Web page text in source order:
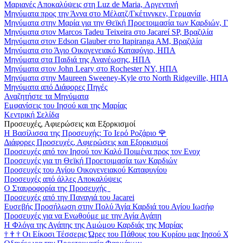
Μαριανές Αποκαλύψεις στη Luz de Maria, Αργεντινή
Μηνύματα προς την Άννα στο Μέλατζ/Γκέτινγκεν, Γερμανία
Μηνύματα στην Μαρία για την Θεϊκή Προετοιμασία των Καρδιών,
Μηνύματα στον Marcos Tadeu Teixeira στο Jacareí SP, Βραζιλία
Μηνύματα στον Edson Glauber στο Itapiranga AM, Βραζιλία
Μηνύματα στο Άγιο Οικογενειακό Καταφύγιο, ΗΠΑ
Μηνύματα στα Παιδιά της Ανανέωσης, ΗΠΑ
Μηνύματα στον John Leary στο Rochester NY, ΗΠΑ
Μηνύματα στην Maureen Sweeney-Kyle στο North Ridgeville, ΗΠΑ
Μηνύματα από Διάφορες Πηγές
Αναζητήστε τα Μηνύματα
Εμφανίσεις του Ιησού και της Μαρίας
Κεντρική Σελίδα
Προσευχές, Αφιερώσεις και Εξορκισμοί
Η Βασίλισσα της Προσευχής: Το Ιερό Ροζάριο 🌹
Διάφορες Προσευχές, Αφιερώσεις και Εξορκισμοί
Προσευχές από τον Ιησού τον Καλό Ποιμένα προς τον Ενοχ
Προσευχές για τη Θεϊκή Προετοιμασία των Καρδιών
Προσευχές του Αγίου Οικογενειακού Καταφυγίου
Προσευχές από άλλες Αποκαλύψεις
Ο Σταυροφορία της Προσευχής
Προσευχές από την Παναγιά του Jacarei
Ευσεβής Προσήλωση στην Πολύ Άγία Καρδιά του Αγίου Ιωσήφ
Προσευχές για να Ενωθούμε με την Αγία Αγάπη
Η Φλόγα της Αγάπης της Αμώμου Καρδιάς της Μαρίας
† † † Οι Είκοσι Τέσσερις Ώρες του Πάθους του Κυρίου μας Ιησού